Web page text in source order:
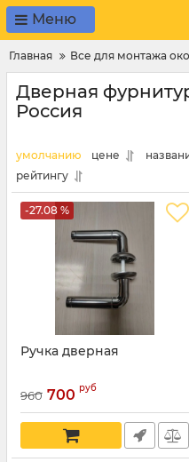
Меню
Главная Все для монтажа
Дверная
Россия
умолчанию цене
рейтингу
-27.08 %
Ручка дверная
960 700 руб